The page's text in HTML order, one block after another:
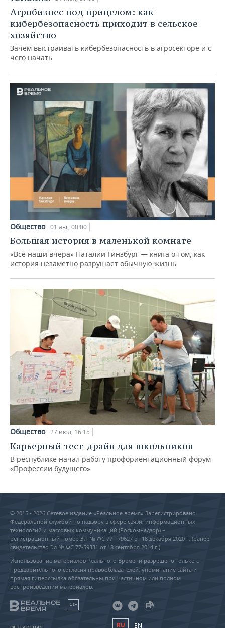
Агробизнес под прицелом: как
кибербезопасность приходит в сельское
хозяйство
Зачем выстраивать кибербезопасность в агросекторе и с
чего начать
Общество 01 авг, 00:00
Большая история в маленькой комнате
«Все наши вчера» Наталии Гинзбург — книга о том, как
история незаметно разрушает обычную жизнь
Общество 27 июл, 16:15
Карьерный тест-драйв для школьников
В республике начал работу профориентационный форум
«Профессии будущего»
© 2015 - 2026 Сетевое издание «Реальное время» Зарегистрировано
Федеральной службой по надзору в сфере связи, информационных
технологий и массовых коммуникаций (Роскомнадзор) –
регистрационный номер ЭЛ № ФС 77 - 79627 от 18 декабря 2020 г. (ранее
свидетельство Эл № ФС 77-59331 от 18 сентября 2014 г.)
Использование материалов Реального Времени разрешено только с
предварительного согласия правообладателей, упоминание сайта и
прямая гиперссылка обязательны при частичном или полном
воспроизведении материалов.
18+
RU EN